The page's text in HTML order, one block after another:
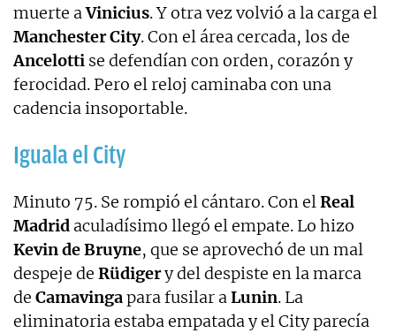
muerte aVinicius. Y otra vez volvió a la carga el
Manchester City. Con el área cercada, los de
Ancelotti se defendían con orden, corazón y
ferocidad. Pero el reloj caminaba con una
cadencia insoportable.
Iguala el City
Minuto 75. Se rompió el cántaro. Con elReal
Madrid aculadísimo llegó el empate. Lo hizo
Kevin de Bruyne, que se aprovechó de un mal
despeje de Rüdigery del despiste en la marca
de Camavingapara fusilar aLunin. La
eliminatoria estaba empatada y el City parecía